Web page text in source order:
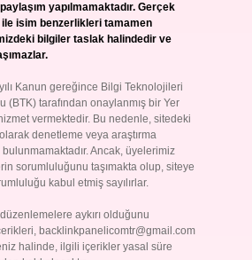
yapılmamaktadır. Gerçek
isim benzerlikleri tamamen
bilgiler taslak halindedir ve
Kanun gereğince Bilgi Teknolojileri
(BTK) tarafından onaylanmış bir Yer
vermektedir. Bu nedenle, sitedeki
denetleme veya araştırma
Ancak, üyelerimiz
sorumluluğunu taşımakta olup, siteye
kabul etmiş sayılırlar.
aykırı olduğunu
backlinkpanelicomtr@gmail.com
halinde, ilgili içerikler yasal süre